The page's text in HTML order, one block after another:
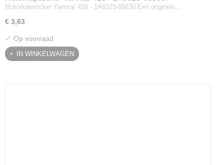
Motorkapsticker Yanmar 426 - 1A8323-65630 Een originele…
€ 3,63
✓ Op voorraad
IN WINKELWAGEN